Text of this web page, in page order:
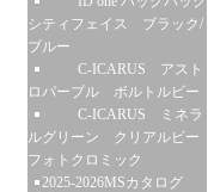
シティフェイス ブラック/
ブルー
C-ICARUS アスト
ロパープル ボルトルビー
C-ICARUS ミネラ
ルグリーン クリアルビー
フォトクロミック
2025-2026MSカタログ